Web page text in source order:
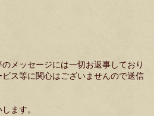
のメッセージには一切お返事しており
ス等に関心はございませんので送信
ます。